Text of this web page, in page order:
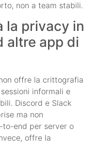
non a team stabili.
la privacy in
altre app di
offre la crittografia
informali e
Discord e Slack
ma non
end per server o
offre la